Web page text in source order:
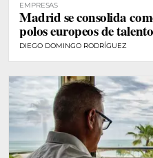
EMPRESAS
Madrid se consolida
polos europeos de
DIEGO DOMINGO RODRÍGUEZ